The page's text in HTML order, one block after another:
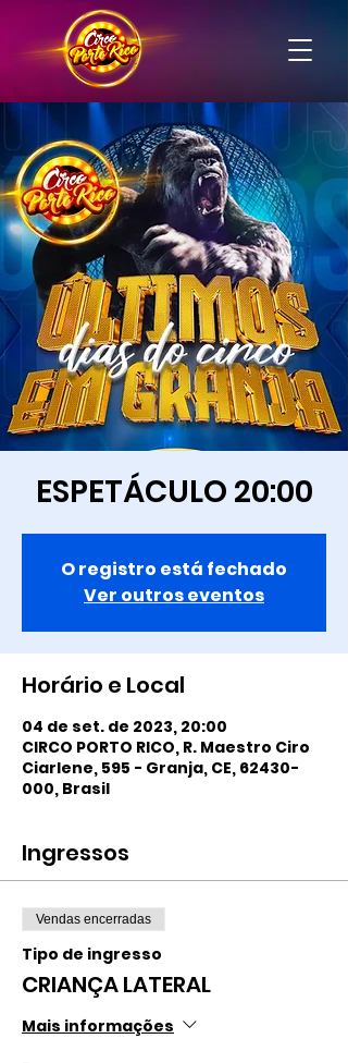
ESPETÁCULO 20:00
O registro está fechado
Ver outros eventos
Horário e Local
04 de set. de 2023, 20:00
CIRCO PORTO RICO, R. Maestro Ciro
Ciarlene, 595 - Granja, CE, 62430-
000, Brasil
Ingressos
Vendas encerradas
Tipo de ingresso
CRIANÇA LATERAL
Mais informações